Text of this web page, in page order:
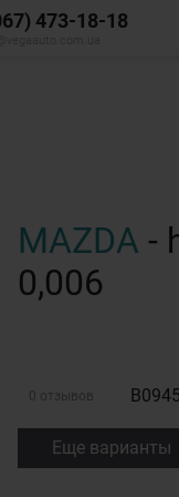
473-18-18
MAZDA -
0,006
0 отзывов
Еще варианты